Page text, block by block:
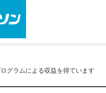
グラムによる収益を得ています